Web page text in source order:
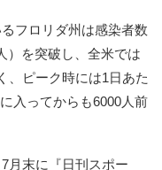
フロリダ州は感染者数
）を突破し、全米では
、ピーク時には1日あた
入ってからも6000人前
月末に『日刊スポー